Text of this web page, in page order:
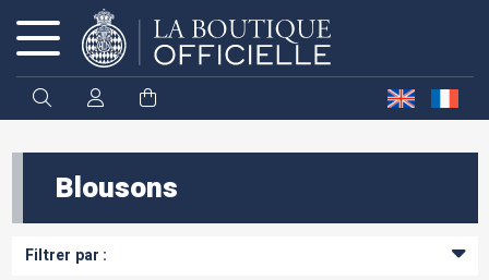
Blousons
Filtrer par :
Cookies management panel